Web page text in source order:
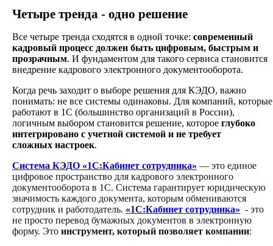
Четыре тренда - одно решение
Все четыре тренда сходятся в одной точке: современный
кадровый процесс должен быть цифровым, быстрым и
прозрачным. И фундаментом для такого сервиса становится
внедрение кадрового электронного документооборота.
Когда речь заходит о выборе решения для КЭДО, важно
понимать: не все системы одинаковы. Для компаний, которые
работают в 1С (большинство организаций в России),
логичным выбором становится решение, которое глубоко
интегрировано с учетной системой и не требует
сложных настроек.
Система КЭДО «1С:Кабинет сотрудника» — это единое
цифровое пространство для кадрового электронного
документооборота в 1С. Система гарантирует юридическую
значимость каждого документа, которым обмениваются
сотрудник и работодатель. «1С:Кабинет сотрудника» - это
не просто перевод бумажных документов в электронную
форму. Это инструмент, который позволяет компании: